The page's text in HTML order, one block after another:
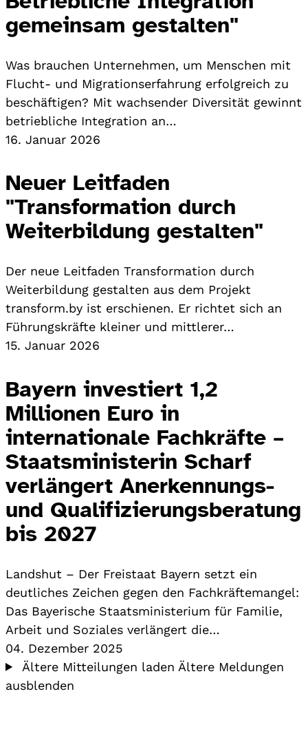
gemeinsam gestalten"
Was brauchen Unternehmen, um Menschen mit
Flucht- und Migrationserfahrung erfolgreich zu
beschäftigen? Mit wachsender Diversität gewinnt
betriebliche Integration an…
16. Januar 2026
Neuer Leitfaden
"Transformation durch
Weiterbildung gestalten"
Der neue Leitfaden Transformation durch
Weiterbildung gestalten aus dem Projekt
transform.by ist erschienen. Er richtet sich an
Führungskräfte kleiner und mittlerer…
15. Januar 2026
Bayern investiert 1,2
Millionen Euro in
internationale Fachkräfte –
Staatsministerin Scharf
verlängert Anerkennungs-
und Qualifizierungsberatung
bis 2027
Landshut – Der Freistaat Bayern setzt ein
deutliches Zeichen gegen den Fachkräftemangel:
Das Bayerische Staatsministerium für Familie,
Arbeit und Soziales verlängert die…
04. Dezember 2025
Ältere Mitteilungen laden Ältere Meldungen
ausblenden